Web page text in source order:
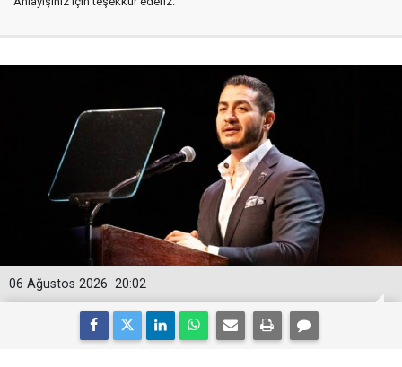
20:02
06 Ağustos 2026